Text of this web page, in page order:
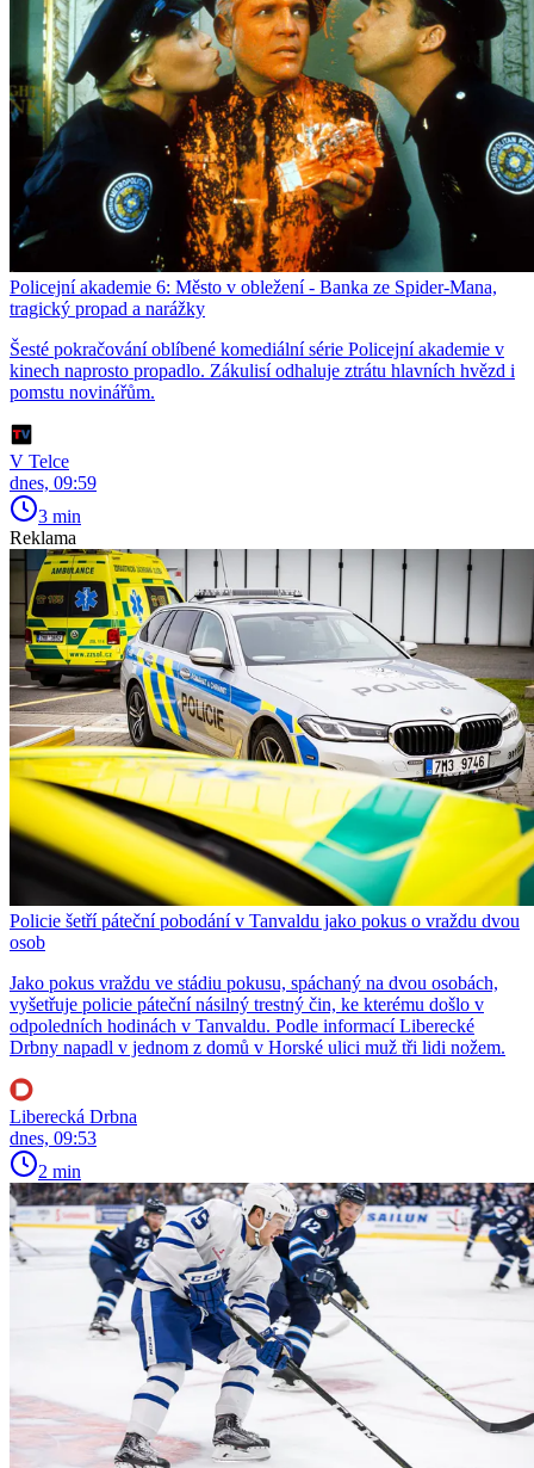
Policejní akademie 6: Město v obležení - Banka ze Spider-Mana,
tragický propad a narážky
Šesté pokračování oblíbené komediální série Policejní akademie v
kinech naprosto propadlo. Zákulisí odhaluje ztrátu hlavních hvězd i
pomstu novinářům.
V Telce
dnes, 09:59
3 min
Reklama
Policie šetří páteční pobodání v Tanvaldu jako pokus o vraždu dvou
osob
Jako pokus vraždu ve stádiu pokusu, spáchaný na dvou osobách,
vyšetřuje policie páteční násilný trestný čin, ke kterému došlo v
odpoledních hodinách v Tanvaldu. Podle informací Liberecké
Drbny napadl v jednom z domů v Horské ulici muž tři lidi nožem.
Liberecká Drbna
dnes, 09:53
2 min